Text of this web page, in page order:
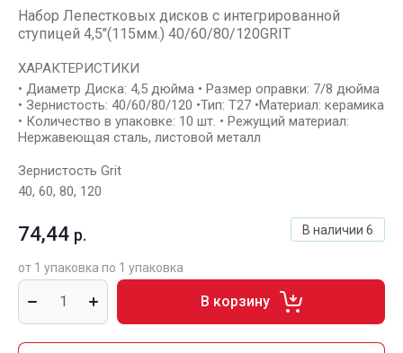
Набор Лепестковых дисков с интегрированной
ступицей 4,5"(115мм.) 40/60/80/120GRIT
ХАРАКТЕРИСТИКИ
• Диаметр Диска: 4,5 дюйма • Размер оправки: 7/8 дюйма
• Зернистость: 40/60/80/120 •Тип: T27 •Материал: керамика
• Количество в упаковке: 10 шт. • Режущий материал:
Нержавеющая сталь, листовой металл
Зернистость Grit
40, 60, 80, 120
В наличии 6
74,44 р.
от 1 упаковка по 1 упаковка
В корзину